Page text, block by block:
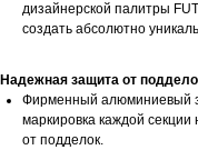
дизайнерской палитры
создать абсолютно
Надежная защита от
Фирменный алюминиевый
маркировка каждой
от подделок.